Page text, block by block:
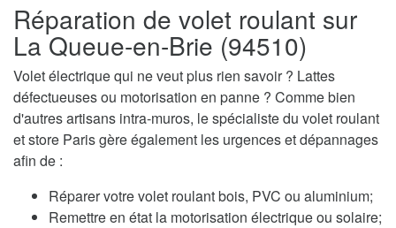
Réparation de volet roulant sur
La Queue-en-Brie (94510)
Volet électrique qui ne veut plus rien savoir ? Lattes
défectueuses ou motorisation en panne ? Comme bien
d'autres artisans intra-muros, le spécialiste du volet roulant
et store Paris gère également les urgences et dépannages
afin de :
Réparer votre volet roulant bois, PVC ou aluminium;
Remettre en état la motorisation électrique ou solaire;